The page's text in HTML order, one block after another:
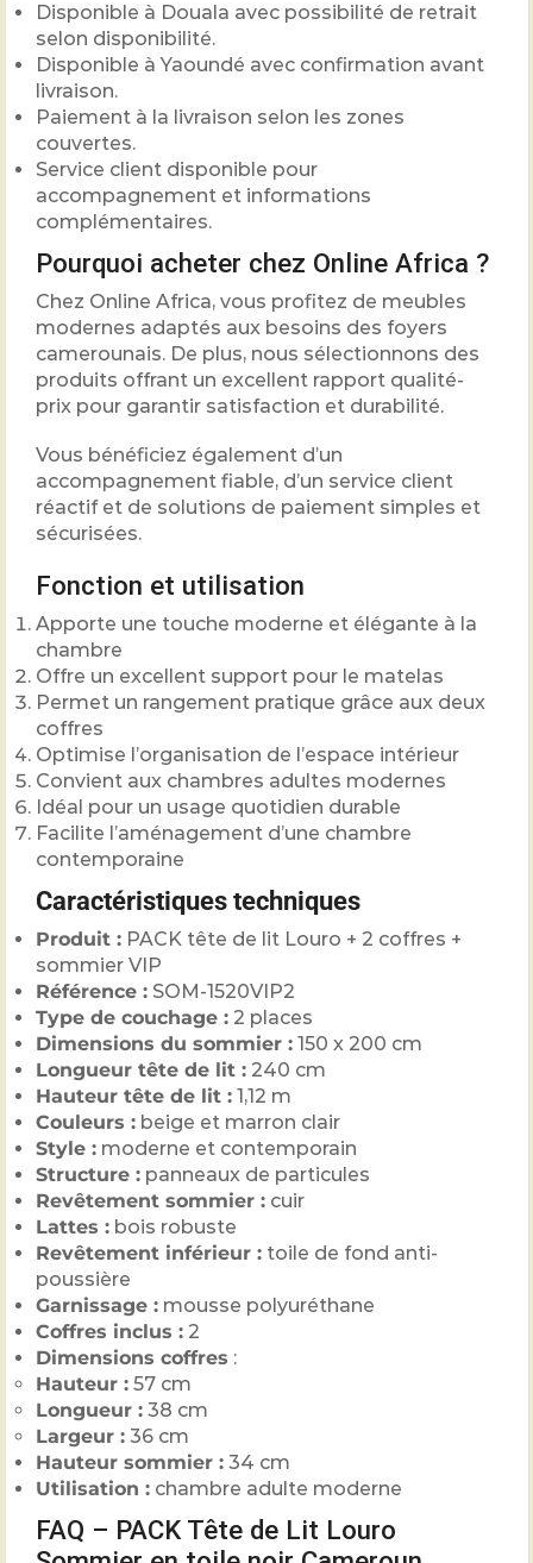
Disponible à Douala avec possibilité de retrait
selon disponibilité.
Disponible à Yaoundé avec confirmation avant
livraison.
Paiement à la livraison selon les zones
couvertes.
Service client disponible pour
accompagnement et informations
complémentaires.
Pourquoi acheter chez Online Africa ?
Chez Online Africa, vous profitez de meubles
modernes adaptés aux besoins des foyers
camerounais. De plus, nous sélectionnons des
produits offrant un excellent rapport qualité-
prix pour garantir satisfaction et durabilité.
Vous bénéficiez également d’un
accompagnement fiable, d’un service client
réactif et de solutions de paiement simples et
sécurisées.
Fonction et utilisation
Apporte une touche moderne et élégante à la
chambre
Offre un excellent support pour le matelas
Permet un rangement pratique grâce aux deux
coffres
Optimise l’organisation de l’espace intérieur
Convient aux chambres adultes modernes
Idéal pour un usage quotidien durable
Facilite l’aménagement d’une chambre
contemporaine
Caractéristiques techniques
Produit : PACK tête de lit Louro + 2 coffres +
sommier VIP
Référence : SOM-1520VIP2
Type de couchage : 2 places
Dimensions du sommier : 150 x 200 cm
Longueur tête de lit : 240 cm
Hauteur tête de lit : 1,12 m
Couleurs : beige et marron clair
Style : moderne et contemporain
Structure : panneaux de particules
Revêtement sommier : cuir
Lattes : bois robuste
Revêtement inférieur : toile de fond anti-
poussière
Garnissage : mousse polyuréthane
Coffres inclus : 2
Dimensions coffres :
Hauteur : 57 cm
Longueur : 38 cm
Largeur : 36 cm
Hauteur sommier : 34 cm
Utilisation : chambre adulte moderne
FAQ – PACK Tête de Lit Louro